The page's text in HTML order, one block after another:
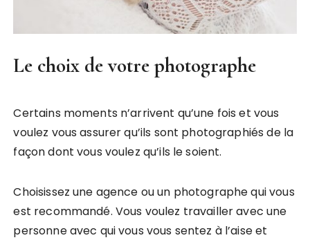
Le choix de votre photographe
Certains moments n’arrivent qu’une fois et vous
voulez vous assurer qu’ils sont photographiés de la
façon dont vous voulez qu’ils le soient.
Choisissez une agence ou un photographe qui vous
est recommandé. Vous voulez travailler avec une
personne avec qui vous vous sentez à l’aise et